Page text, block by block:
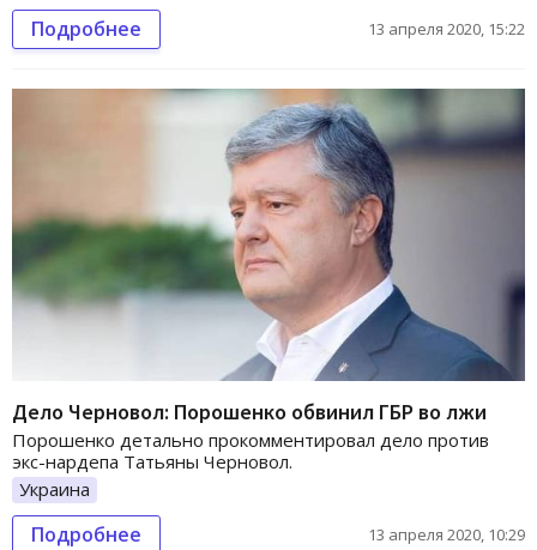
Подробнее 13 апреля 2020, 15:22
Дело Черновол: Порошенко обвинил ГБР во лжи
Порошенко детально прокомментировал дело против
экс-нардепа Татьяны Черновол.
Украина
Подробнее 13 апреля 2020, 10:29